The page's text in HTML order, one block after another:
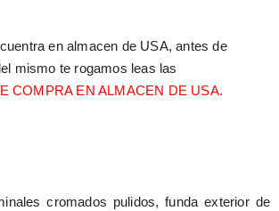
en almacen de USA, antes de
COMPRA EN ALMACEN DE USA.
cromados pulidos, funda exterior de